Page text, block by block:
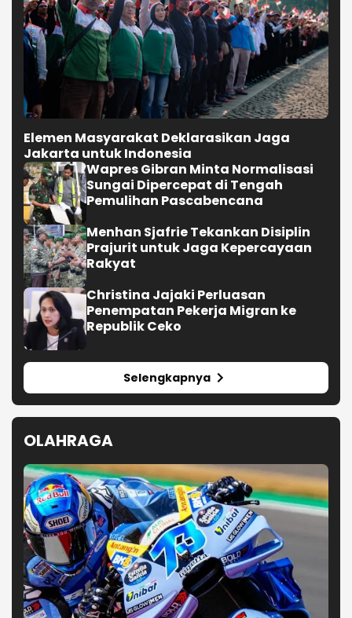
Elemen Masyarakat Deklarasikan Jaga
Jakarta untuk Indonesia
Wapres Gibran Minta Normalisasi
Sungai Dipercepat di Tengah
Pemulihan Pascabencana
Menhan Sjafrie Tekankan Disiplin
Prajurit untuk Jaga Kepercayaan
Rakyat
Christina Jajaki Perluasan
Penempatan Pekerja Migran ke
Republik Ceko
Selengkapnya
OLAHRAGA